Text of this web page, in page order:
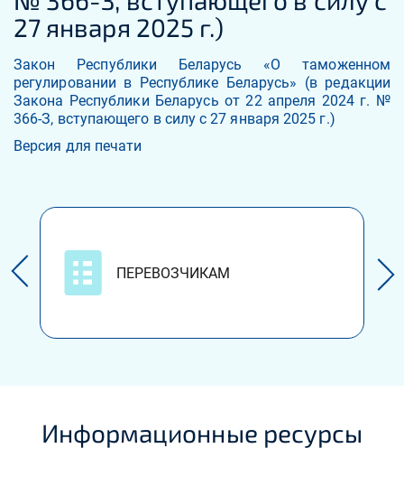
27 января 2025 г.)
Закон Республики Беларусь «О таможенном
регулировании в Республике Беларусь» (в редакции
Закона Республики Беларусь от 22 апреля 2024 г. №
366-З, вступающего в силу с 27 января 2025 г.)
Версия для печати
ПЕРЕВОЗЧИКАМ
Информационные ресурсы